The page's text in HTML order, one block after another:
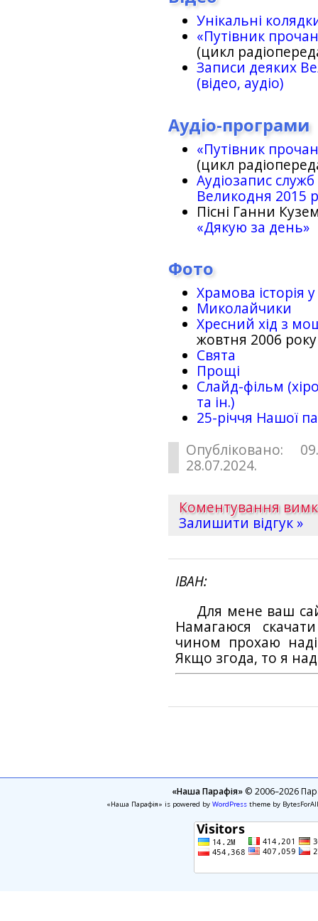
Унікальні
«Путівник
(цикл
Записи деяких
(відео, аудіо)
Аудіо-програми
«Путівник
(цикл
Аудіозапис
Великодня 2015
Пісні Ганни
«Дякую за день»
Фото
Храмова історія
Миколайчики
Хресний хід з
жовтня 2006 року
Свята
Прощі
Слайд-фільм
та ін.)
25-рiччя Нашої
Опубліковано:
28.07.2024.
Коментування
Залишити відгук »
ІВАН
Для мене ваш
Намагаюся
чином прохаю
Якщо згода, то я
«Наша Парафія»© 2006–2026
«Наша Парафія» is powered by WordPresstheme by